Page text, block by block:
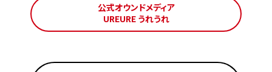
公式オウンドメディア
UREURE うれうれ